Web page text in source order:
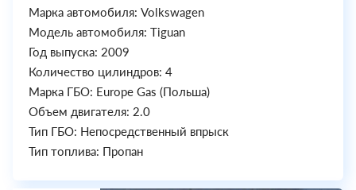
Марка автомобиля: Volkswagen
Модель автомобиля: Tiguan
Год выпуска: 2009
Количество цилиндров: 4
Марка ГБО: Europe Gas (Польша)
Объем двигателя: 2.0
Тип ГБО: Непосредственный впрыск
Тип топлива: Пропан